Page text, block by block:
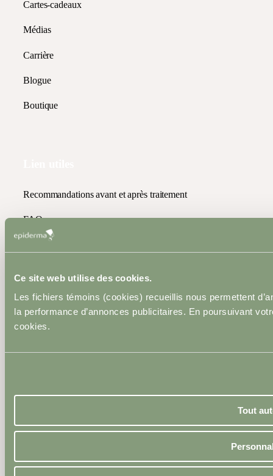
Ce site web utilise des cookies.
Les fichiers témoins (cookies) recueillis nous permettent
la performance d’annonces publicitaires. En poursuivant
cookies.
Tout
Cartes-cadeaux
Médias
Carrière
Blogue
Boutique
Recommandations avant et après traitement
FAQ
Avis légal
Plan du site
2026 © Epiderma. Tous droits réservés
EN